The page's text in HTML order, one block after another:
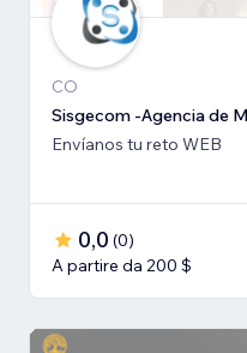
CO
Sisgecom -Agencia de
Envíanos tu reto WEB
0,0 (0)
A partire da 200 $